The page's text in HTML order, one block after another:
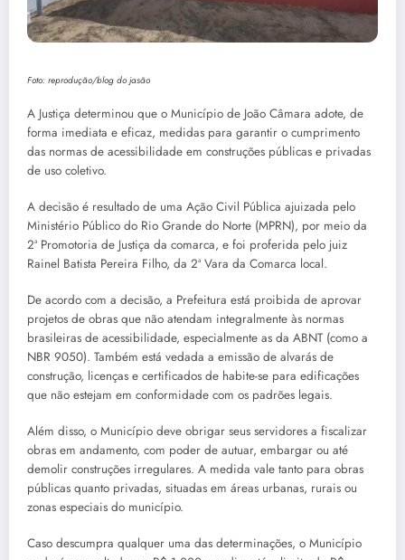
Foto: reprodução/blog do jasão
A Justiça determinou que o Município de João Câmara adote, de
forma imediata e eficaz, medidas para garantir o cumprimento
das normas de acessibilidade em construções públicas e privadas
de uso coletivo.
A decisão é resultado de uma Ação Civil Pública ajuizada pelo
Ministério Público do Rio Grande do Norte (MPRN), por meio da
2ª Promotoria de Justiça da comarca, e foi proferida pelo juiz
Rainel Batista Pereira Filho, da 2ª Vara da Comarca local.
De acordo com a decisão, a Prefeitura está proibida de aprovar
projetos de obras que não atendam integralmente às normas
brasileiras de acessibilidade, especialmente as da ABNT (como a
NBR 9050). Também está vedada a emissão de alvarás de
construção, licenças e certificados de habite-se para edificações
que não estejam em conformidade com os padrões legais.
Além disso, o Município deve obrigar seus servidores a fiscalizar
obras em andamento, com poder de autuar, embargar ou até
demolir construções irregulares. A medida vale tanto para obras
públicas quanto privadas, situadas em áreas urbanas, rurais ou
zonas especiais do município.
Caso descumpra qualquer uma das determinações, o Município